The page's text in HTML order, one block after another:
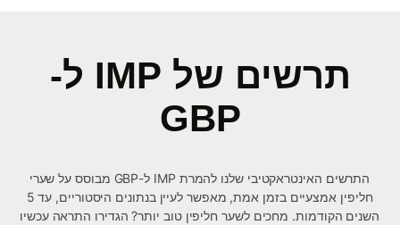
תרשים של IMP ל-
GBP
התרשים האינטראקטיבי שלנו להמרת IMP ל-GBP מבוסס על שערי
חליפין אמצעיים בזמן אמת, מאפשר לעיין בנתונים היסטוריים, עד 5
השנים הקודמות. מחכים לשער חליפין טוב יותר? הגדירו התראה עכשיו